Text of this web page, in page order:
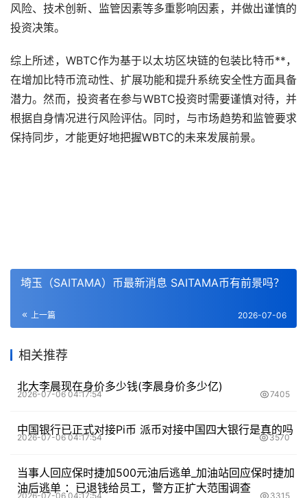
风险、技术创新、监管因素等多重影响因素，并做出谨慎的
投资决策。
综上所述，WBTC作为基于以太坊区块链的包装比特币**，
在增加比特币流动性、扩展功能和提升系统安全性方面具备
潜力。然而，投资者在参与WBTC投资时需要谨慎对待，并
根据自身情况进行风险评估。同时，与市场趋势和监管要求
保持同步，才能更好地把握WBTC的未来发展前景。
埼玉（SAITAMA）币最新消息 SAITAMA币有前景吗？
上一篇 2026-07-06
相关推荐
北大李晨现在身价多少钱(李晨身价多少亿)
2026-07-06 04:17:54 7405
中国银行已正式对接Pi币 派币对接中国四大银行是真的吗
2026-07-06 04:17:54 3570
当事人回应保时捷加500元油后逃单_加油站回应保时捷加
油后逃单 ：已退钱给员工，警方正扩大范围调查
2026-07-06 04:17:54 3315